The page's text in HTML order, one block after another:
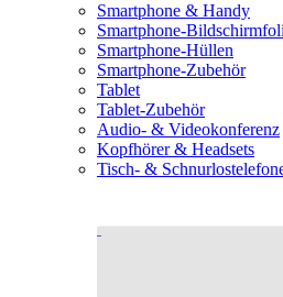
Smartphone & Handy
Smartphone-
Smartphone-Hüllen
Smartphone-Zubehör
Tablet
Tablet-Zubehör
Audio- & Videokonferenz
Kopfhörer & Headsets
Tisch- &